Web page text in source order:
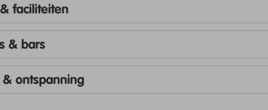
faciliteiten
& bars
ontspanning